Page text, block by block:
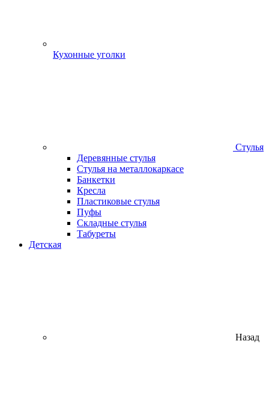
Кухонные уголки
Стулья
Деревянные стулья
Стулья на металлокаркасе
Банкетки
Кресла
Пластиковые стулья
Пуфы
Складные стулья
Табуреты
Детская
Назад